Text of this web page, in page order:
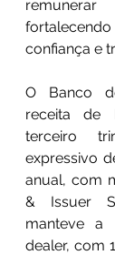
confiança e
O Banco
receita de
terceiro
expressivo
anual, com
& Issuer
manteve a
dealer, com